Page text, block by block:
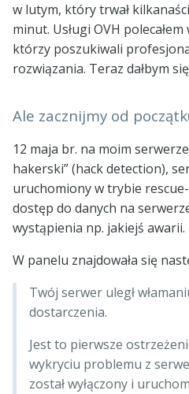
w lutym, który trwał
minut. Usługi OVH
którzy poszukiwali
rozwiązania. Teraz dałbym
Ale zacznijmy od
12 maja br. na moim
hakerski” (hack detection),
uruchomiony w trybie
dostęp do danych na
wystąpienia np. jakiejś awarii.
W panelu znajdowała się
Twój serwer uległ
dostarczenia.
Jest to pierwsze
wykryciu problemu z
został wyłączony i